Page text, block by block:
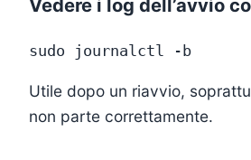
Vedere i log dell’avvio
Utile dopo un riavvio,
non parte correttamente.